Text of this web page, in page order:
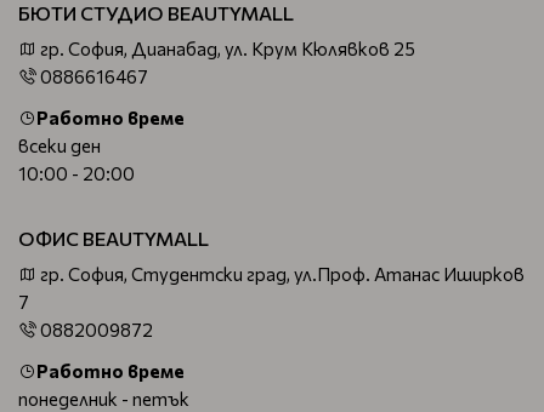
БЮТИ СТУДИО BEAUTYMALL
гр. София, Дианабад, ул. Крум Кюлявков 25
0886616467
Работно време
всеки ден
10:00 - 20:00
ОФИС BEAUTYMALL
гр. София, Студентски град, ул.Проф. Атанас Иширков
7
0882009872
Работно време
понеделник - петък